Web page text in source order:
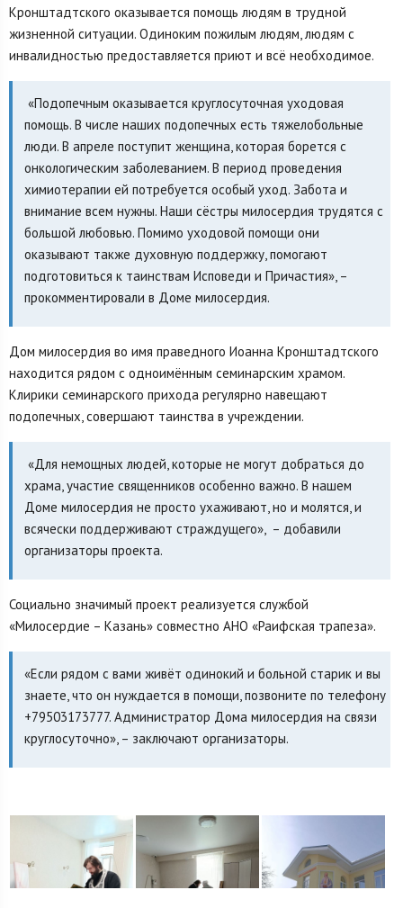
Кронштадтского оказывается помощь людям в трудной
жизненной ситуации. Одиноким пожилым людям, людям с
инвалидностью предоставляется приют и всё необходимое.
«Подопечным оказывается круглосуточная уходовая
помощь. В числе наших подопечных есть тяжелобольные
люди. В апреле поступит женщина, которая борется с
онкологическим заболеванием. В период проведения
химиотерапии ей потребуется особый уход. Забота и
внимание всем нужны. Наши сёстры милосердия трудятся с
большой любовью. Помимо уходовой помощи они
оказывают также духовную поддержку, помогают
подготовиться к таинствам Исповеди и Причастия», –
прокомментировали в Доме милосердия.
Дом милосердия во имя праведного Иоанна Кронштадтского
находится рядом с одноимённым семинарским храмом.
Клирики семинарского прихода регулярно навещают
подопечных, совершают таинства в учреждении.
«Для немощных людей, которые не могут добраться до
храма, участие священников особенно важно. В нашем
Доме милосердия не просто ухаживают, но и молятся, и
всячески поддерживают страждущего», – добавили
организаторы проекта.
Социально значимый проект реализуется службой
«Милосердие – Казань» совместно АНО «Раифская трапеза».
«Если рядом с вами живёт одинокий и больной старик и вы
знаете, что он нуждается в помощи, позвоните по телефону
+79503173777. Администратор Дома милосердия на связи
круглосуточно», – заключают организаторы.